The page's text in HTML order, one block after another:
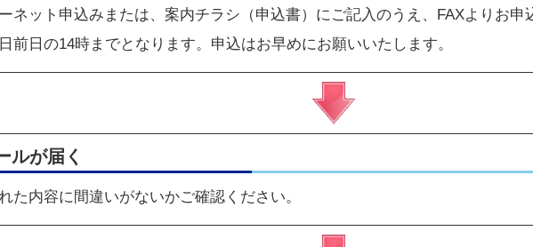
ネット申込み または、 案内チラシ（申込書） にご記入のうえ、FAXよりお申
前日の14時までとなります。申込はお早めにお願いいたします。
ルが届く
た内容に間違いがないかご確認ください。